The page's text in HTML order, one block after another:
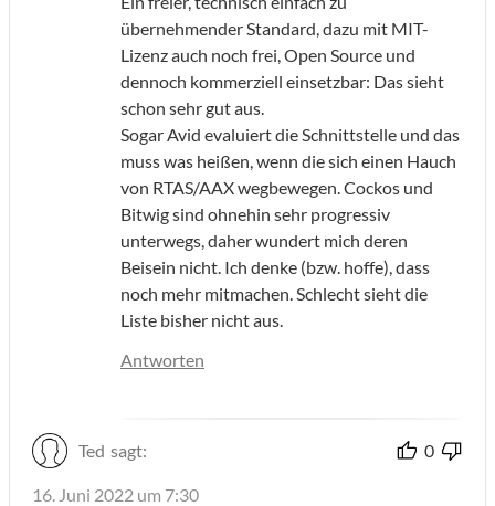
übernehmender Standard, dazu mit MIT-
Lizenz auch noch frei, Open Source und
dennoch kommerziell einsetzbar: Das sieht
schon sehr gut aus.
Sogar Avid evaluiert die Schnittstelle und das
muss was heißen, wenn die sich einen Hauch
von RTAS/AAX wegbewegen. Cockos und
Bitwig sind ohnehin sehr progressiv
unterwegs, daher wundert mich deren
Beisein nicht. Ich denke (bzw. hoffe), dass
noch mehr mitmachen. Schlecht sieht die
Liste bisher nicht aus.
Antworten
Ted sagt: 0
16. Juni 2022 um 7:30